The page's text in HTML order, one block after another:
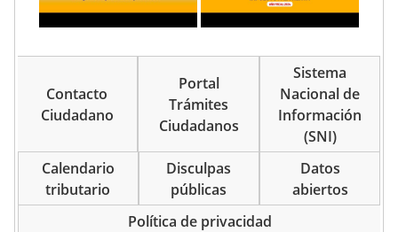
Contacto
Ciudadano
Portal
Trámites
Ciudadanos
Sistema
Nacional de
Información
(SNI)
Calendario
tributario
Disculpas
públicas
Datos
abiertos
Política de privacidad